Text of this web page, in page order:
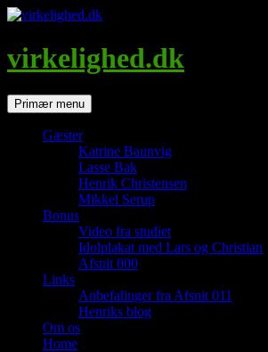
Hop
indhold
virkelighed.dk
SøgPrimær menu
Gæster
Katrine Baunvig
Lasse Bak
Henrik Christensen
Mikkel Serup
Bonus
Video fra studiet
Idolplakat med Lars og Christian
Afsnit 000
Links
Anbefalinger fra Afsnit 011
Henriks blog
Om os
Home